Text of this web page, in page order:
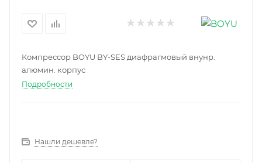
Компрессор BOYU BY-SES диафрагмовый внунр.
алюмин. корпус
Подробности
Нашли дешевле?